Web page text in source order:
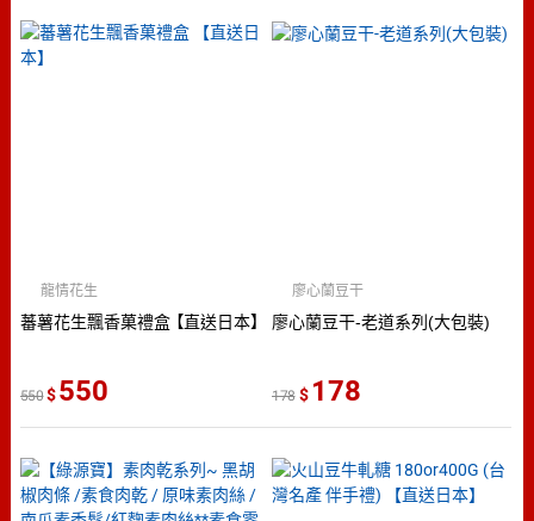
蕃薯花生飄香菓禮盒 【直送日本】
龍情花生
550 550
廖心蘭豆干-老道系列(大包裝)
廖心蘭豆干
178 178